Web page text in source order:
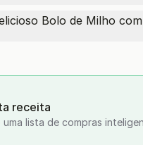
Bolo de Milho com
receita
lista de compras